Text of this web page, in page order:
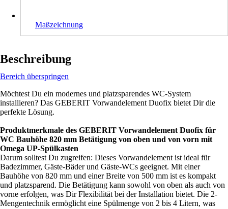
Maßzeichnung
Beschreibung
Bereich überspringen
Möchtest Du ein modernes und platzsparendes WC-System
installieren? Das GEBERIT Vorwandelement Duofix bietet Dir die
perfekte Lösung.
Produktmerkmale des GEBERIT Vorwandelement Duofix für
WC Bauhöhe 820 mm Betätigung von oben und von vorn mit
Omega UP-Spülkasten
Darum solltest Du zugreifen: Dieses Vorwandelement ist ideal für
Badezimmer, Gäste-Bäder und Gäste-WCs geeignet. Mit einer
Bauhöhe von 820 mm und einer Breite von 500 mm ist es kompakt
und platzsparend. Die Betätigung kann sowohl von oben als auch von
vorne erfolgen, was Dir Flexibilität bei der Installation bietet. Die 2-
Mengentechnik ermöglicht eine Spülmenge von 2 bis 4 Litern, was